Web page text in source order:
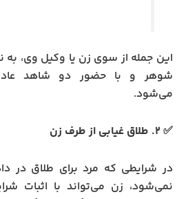
این جمله از سوی زن یا وکیل وی، به
شوهر و با حضور دو شاهد
می‌شود.
✅ ۲. طلاق غیابی از طرف زن
در شرایطی که مرد برای طلاق در
نمی‌شود، زن می‌تواند با اثبات